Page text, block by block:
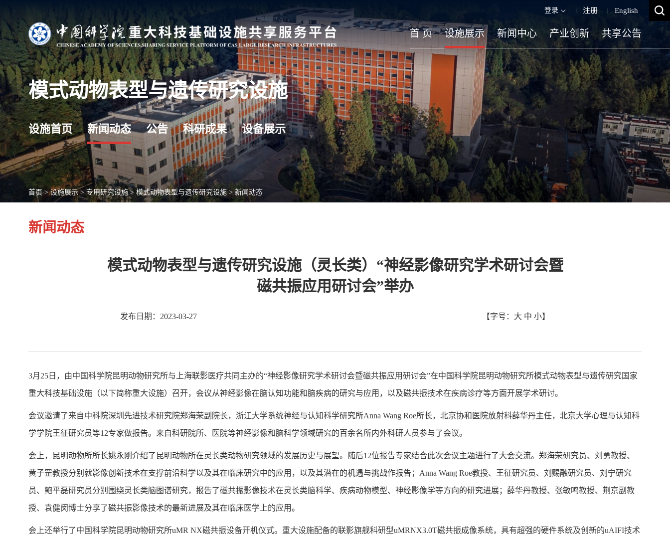
登录 注册 English
首 页 设施展示 新闻中心 产业创新 共享公告
模式动物表型与遗传研究设施
设施首页 新闻动态 公告 科研成果 设备展示
首页>设施展示> 专用研究设施> 模式动物表型与遗传研究设施 > 新闻动态
新闻动态
模式动物表型与遗传研究设施（灵长类）“神经影像研究学术研讨会暨
磁共振应用研讨会”举办
发布日期：2023-03-27 【字号： 大 中 小】
3月25日，由中国科学院昆明动物研究所与上海联影医疗共同主办的“神经影像研究学术研讨会暨磁共振应用研讨会”在中国科学院昆明动物研究所模式动物表型与遗传研究国家
重大科技基础设施（以下简称重大设施）召开，会议从神经影像在脑认知功能和脑疾病的研究与应用，以及磁共振技术在疾病诊疗等方面开展学术研讨。
会议邀请了来自中科院深圳先进技术研究院郑海荣副院长，浙江大学系统神经与认知科学研究所Anna Wang Roe所长，北京协和医院放射科薛华丹主任，北京大学心理与认知科
学学院王征研究员等12专家做报告。来自科研院所、医院等神经影像和脑科学领域研究的百余名所内外科研人员参与了会议。
会上，昆明动物所所长姚永刚介绍了昆明动物所在灵长类动物研究领域的发展历史与展望。随后12位报告专家结合此次会议主题进行了大会交流。郑海荣研究员、刘勇教授、
黄子罡教授分别就影像创新技术在支撑前沿科学以及其在临床研究中的应用，以及其潜在的机遇与挑战作报告；Anna Wang Roe教授、王征研究员、刘赐融研究员、刘宁研究
员、鲍平磊研究员分别围绕灵长类脑图谱研究，报告了磁共振影像技术在灵长类脑科学、疾病动物模型、神经影像学等方向的研究进展；薛华丹教授、张敏鸣教授、荆京副教
授、袁健闵博士分享了磁共振影像技术的最新进展及其在临床医学上的应用。
会上还举行了中国科学院昆明动物研究所uMR NX磁共振设备开机仪式。重大设施配备的联影旗舰科研型uMRNX3.0T磁共振成像系统，具有超强的硬件系统及创新的uAIFI技术